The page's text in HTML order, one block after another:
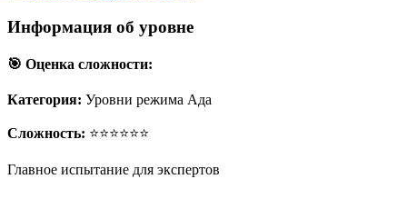
Информация об уровне
🎯 Оценка сложности:
Категория: Уровни режима Ада
Сложность: ⭐⭐⭐⭐⭐⭐
Главное испытание для экспертов